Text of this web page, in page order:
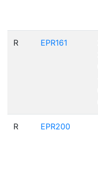
R EPR161
R EPR200